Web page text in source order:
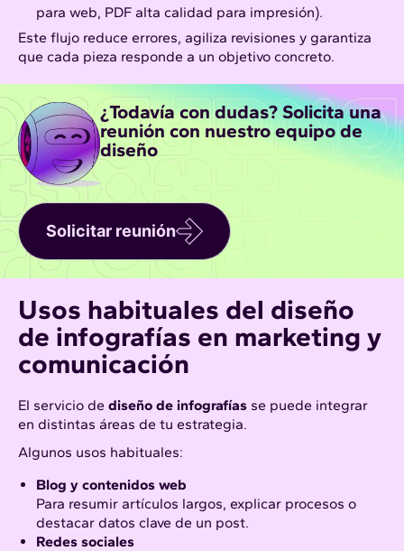
para web, PDF alta calidad para impresión).
Este flujo reduce errores, agiliza revisiones y garantiza
que cada pieza responde a un objetivo concreto.
¿Todavía con dudas? Solicita una
reunión con nuestro equipo de
diseño
Solicitar reunión
Usos habituales del diseño
de infografías en marketing y
comunicación
El servicio de diseño de infografías se puede integrar
en distintas áreas de tu estrategia.
Algunos usos habituales:
Blog y contenidos web
Para resumir artículos largos, explicar procesos o
destacar datos clave de un post.
Redes sociales